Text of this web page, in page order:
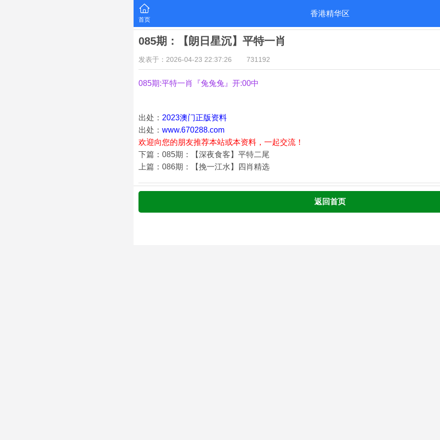
首页
香港精华区
085期：【朗日星沉】平特一肖
发表于：2026-04-23 22:37:26 731192
085期:平特一肖『兔兔兔』开:00中
出处： 2023澳门正版资料
出处： www.670288.com
欢迎向您的朋友推荐本站或本资料，一起交流！
下篇：085期：【深夜食客】平特二尾
上篇：086期：【挽一江水】四肖精选
返回首页